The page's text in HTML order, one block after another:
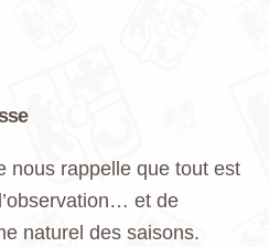
nous rappelle que tout est
et de
naturel des saisons.